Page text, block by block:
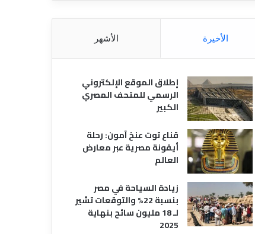
ل
س
ح
ي
م
ي
الأخيرة الأشهر
إطلاق الموقع الإلكتروني
الرسمي للمتحف المصري
الكبير
قناع توت عنخ آمون: رحلة
أيقونة مصرية عبر معارض
العالم
زيادة السياحة في مصر
بنسبة 22% والتوقعات تشير
لـ 18 مليون سائح بنهاية
2025